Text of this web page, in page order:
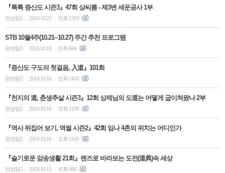
『톡톡 증산도 시즌3』47회 상씨름 - 제3변 세운공사 1부
편성팀2 2024.10.22 조회 1319
STB 10월4주(10.21~10.27) 주간 추천 프로그램
편성팀3 2024.10.18 조회 844
『증산도 구도의 첫걸음, 入道』101회
편성팀2 2024.10.16 조회 1433
『천지의 道, 춘생추살 시즌3』12회 상제님의 도道는 어떻게 굽이쳐왔나 2부
편성팀2 2024.10.16 조회 1439
『역사 뒤집어 보기, 역썰 시즌2』42회 임나 4촌의 위치는 어디인가
편성팀2 2024.10.16 조회 1416
『슬기로운 암송생활 21회』렌즈로 바라보는 도전(道典)속 세상
편성팀2 2024.10.15 조회 980